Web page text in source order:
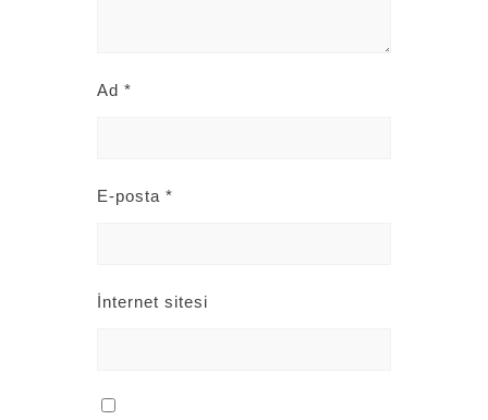
Ad *
E-posta *
İnternet sitesi